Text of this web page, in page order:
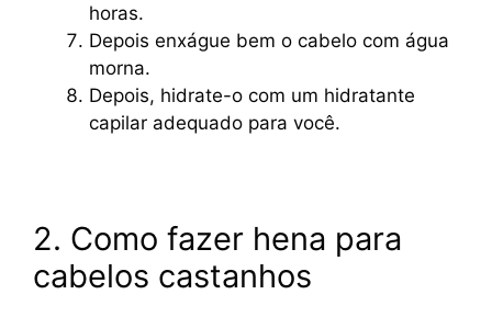
horas.
Depois enxágue bem o cabelo com água
morna.
Depois, hidrate-o com um hidratante
capilar adequado para você.
2. Como fazer hena para
cabelos castanhos